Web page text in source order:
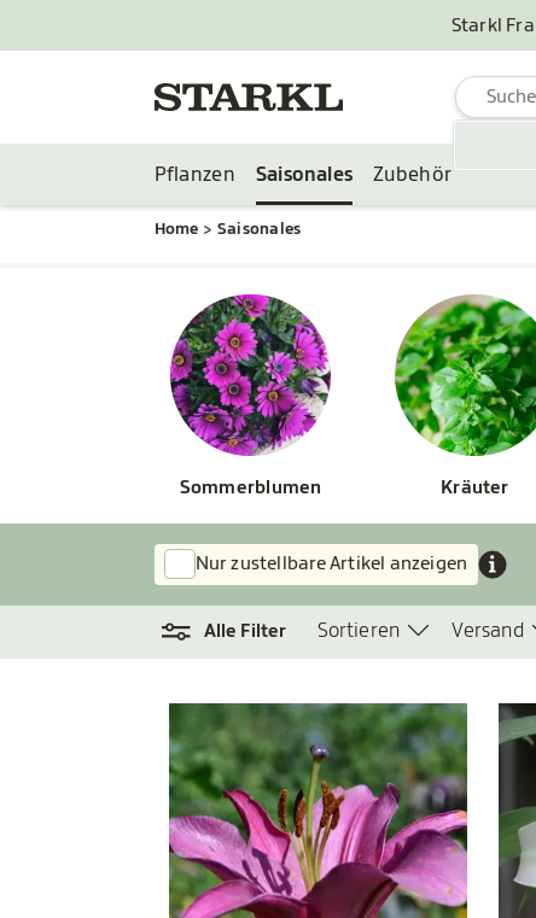
Starkl
Pflanzen Saisonales Zubehör
Home Saisonales
Sommerblumen Kräuter
Nur zustellbare Artikel anzeigen
Alle Filter Sortieren Versand